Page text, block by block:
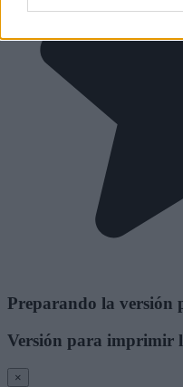
Preparando la versión
Versión para imprimir
×